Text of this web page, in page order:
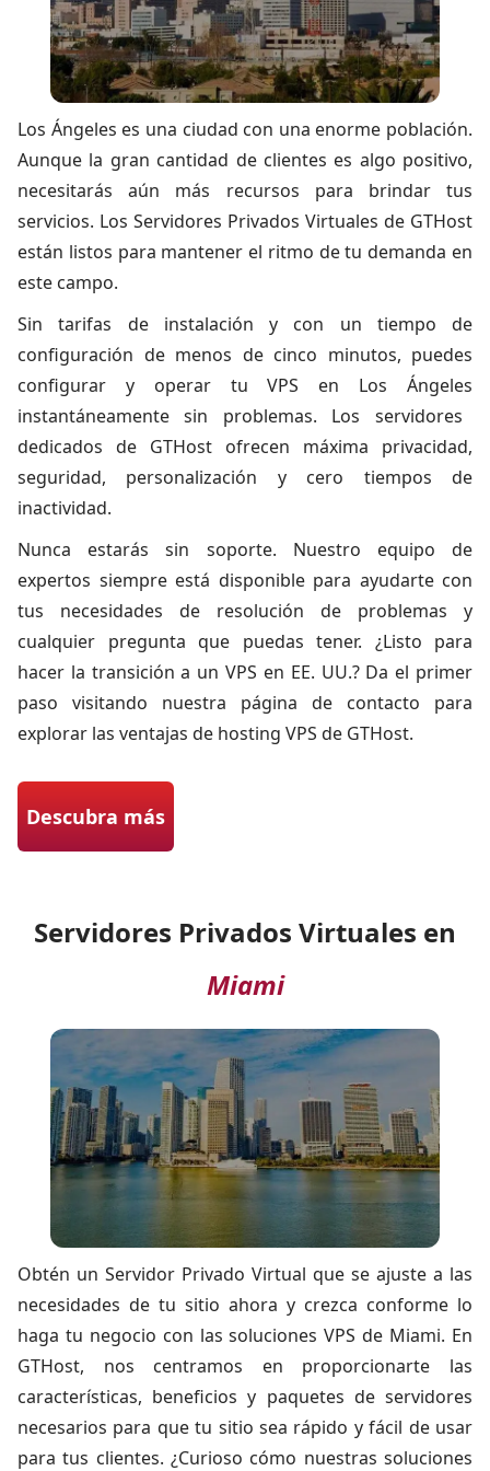
Los Ángeles es una ciudad con una enorme población.
Aunque la gran cantidad de clientes es algo positivo,
necesitarás aún más recursos para brindar tus
servicios. Los Servidores Privados Virtuales de GTHost
están listos para mantener el ritmo de tu demanda en
este campo.
Sin tarifas de instalación y con un tiempo de
configuración de menos de cinco minutos, puedes
configurar y operar tuVPS en Los Ángeles
instantáneamente sin problemas. Los servidores
dedicados de GTHost ofrecen máxima privacidad,
seguridad, personalización y cero tiempos de
inactividad.
Nunca estarás sin soporte. Nuestro equipo de
expertos siempre está disponible para ayudarte con
tus necesidades de resolución de problemas y
cualquier pregunta que puedas tener. ¿Listo para
hacer la transición a un VPS en EE. UU.? Da el primer
paso visitando nuestra página de contacto para
explorar las ventajas de hosting VPS de GTHost.
Descubra más
Servidores Privados Virtuales en
Miami
Obtén un Servidor Privado Virtual que se ajuste a las
necesidades de tu sitio ahora y crezca conforme lo
haga tu negocio con las soluciones VPS de Miami. En
GTHost, nos centramos en proporcionarte las
características, beneficios y paquetes de servidores
necesarios para que tu sitio sea rápido y fácil de usar
para tus clientes. ¿Curioso cómo nuestras soluciones